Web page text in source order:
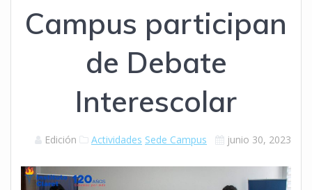
Campus participan
de Debate
Interescolar
Edición Actividades Sede Campus junio 30, 2023